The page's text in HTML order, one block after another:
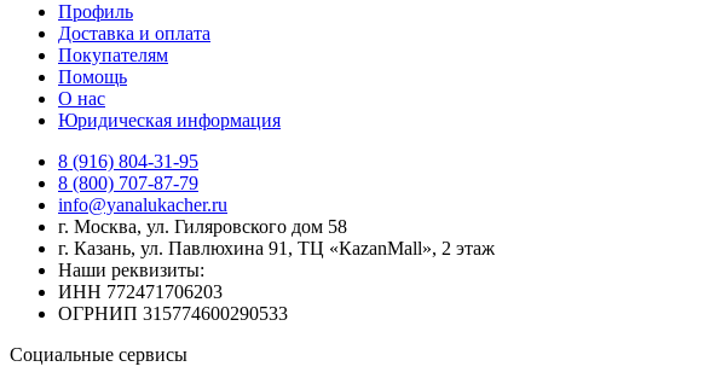
Профиль
Доставка и оплата
Покупателям
Помощь
О нас
Юридическая информация
8 (916) 804-31-95
8 (800) 707-87-79
info@yanalukacher.ru
г. Москва, ул. Гиляровского дом 58
г. Казань, ул. Павлюхина 91, ТЦ «КazanMall», 2 этаж
Наши реквизиты:
ИНН 772471706203
ОГРНИП 315774600290533
Социальные сервисы